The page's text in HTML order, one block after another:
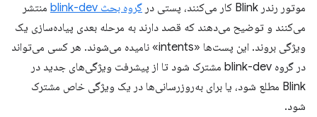
موتور رندر Blink کار می‌کنند، پستی در
گروه بحث blink-dev
منتشر
می‌کنند و توضیح می‌دهند که قصد دارند به مرحله بعدی پیاده‌سازی یک
ویژگی بروند. این پست‌ها «intents» نامیده می‌شوند. هر کسی می‌تواند
در گروه blink-dev مشترک شود تا از پیشرفت ویژگی‌های جدید در
Blink مطلع شود، یا برای به‌روزرسانی‌ها در یک ویژگی خاص مشترک
شود.